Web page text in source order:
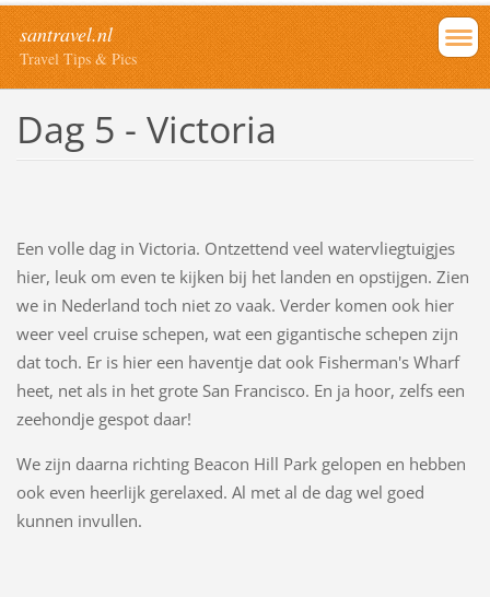
santravel.nl
Travel Tips & Pics
Dag 5 - Victoria
Een volle dag in Victoria. Ontzettend veel watervliegtuigjes
hier, leuk om even te kijken bij het landen en opstijgen. Zien
we in Nederland toch niet zo vaak. Verder komen ook hier
weer veel cruise schepen, wat een gigantische schepen zijn
dat toch. Er is hier een haventje dat ook Fisherman's Wharf
heet, net als in het grote San Francisco. En ja hoor, zelfs een
zeehondje gespot daar!
We zijn daarna richting Beacon Hill Park gelopen en hebben
ook even heerlijk gerelaxed. Al met al de dag wel goed
kunnen invullen.